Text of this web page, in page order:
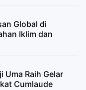
Global di
Iklim dan
Uma Raih Gelar
Cumlaude